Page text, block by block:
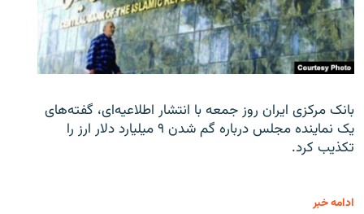
بانک مرکزی ایران روز جمعه با انتشار اطلاعیه‌ای، گفته‌های
یک نماینده مجلس درباره گم شدن ۹ میلیارد دلار ارز را
تکذیب کرد.
ادامه خبر